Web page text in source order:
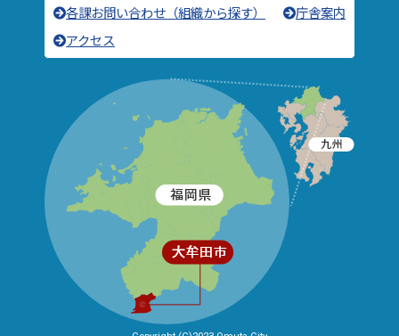
各課お問い合わせ（組織から探す）
庁舎案内
アクセス